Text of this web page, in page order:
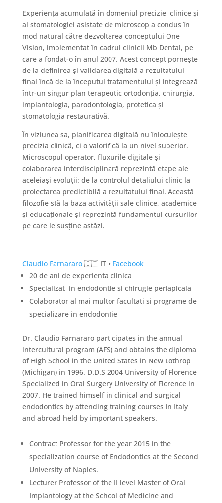
Experiența acumulată în domeniul preciziei clinice și
al stomatologiei asistate de microscop a condus în
mod natural către dezvoltarea conceptului One
Vision, implementat în cadrul clinicii Mb Dental, pe
care a fondat-o în anul 2007. Acest concept pornește
de la definirea și validarea digitală a rezultatului
final încă de la începutul tratamentului și integrează
într-un singur plan terapeutic ortodonția, chirurgia,
implantologia, parodontologia, protetica și
stomatologia restaurativă.
În viziunea sa, planificarea digitală nu înlocuiește
precizia clinică, ci o valorifică la un nivel superior.
Microscopul operator, fluxurile digitale și
colaborarea interdisciplinară reprezintă etape ale
aceleiași evoluții: de la controlul detaliului clinic la
proiectarea predictibilă a rezultatului final. Această
filozofie stă la baza activității sale clinice, academice
și educaționale și reprezintă fundamentul cursurilor
pe care le susține astăzi.
Claudio Farnararo 🇮🇹 IT • Facebook
20 de ani de experienta clinica
Specializat in endodontie si chirugie periapicala
Colaborator al mai multor facultati si programe de
specializare in endodontie
Dr. Claudio Farnararo participates in the annual
intercultural program (AFS) and obtains the diploma
of High School in the United States in New Lothrop
(Michigan) in 1996. D.D.S 2004 University of Florence
Specialized in Oral Surgery University of Florence in
2007. He trained himself in clinical and surgical
endodontics by attending training courses in Italy
and abroad held by important speakers.
Contract Professor for the year 2015 in the
specialization course of Endodontics at the Second
University of Naples.
Lecturer Professor of the II level Master of Oral
Implantology at the School of Medicine and